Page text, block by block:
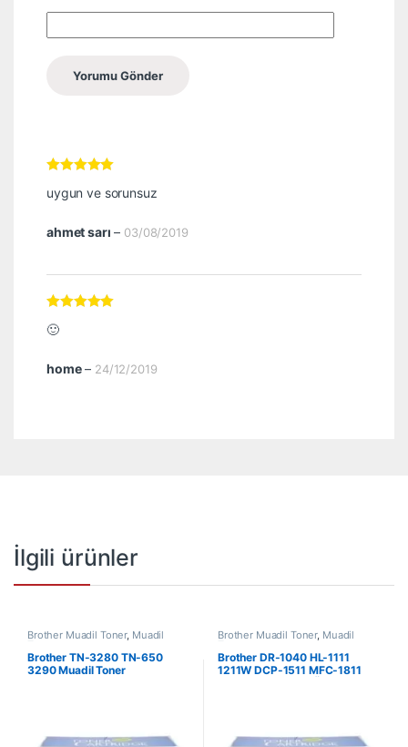
oy aldı
uygun ve sorunsuz
ahmet sarı – 03/08/2019
oy aldı
🙂
home– 24/12/2019
İlgili ürünler
Brother Muadil Toner, Muadil
Brother TN-3280 TN-650
3290 Muadil Toner
Brother Muadil Toner, Muadil
Brother DR-1040 HL-1111
1211W DCP-1511 MFC-1811